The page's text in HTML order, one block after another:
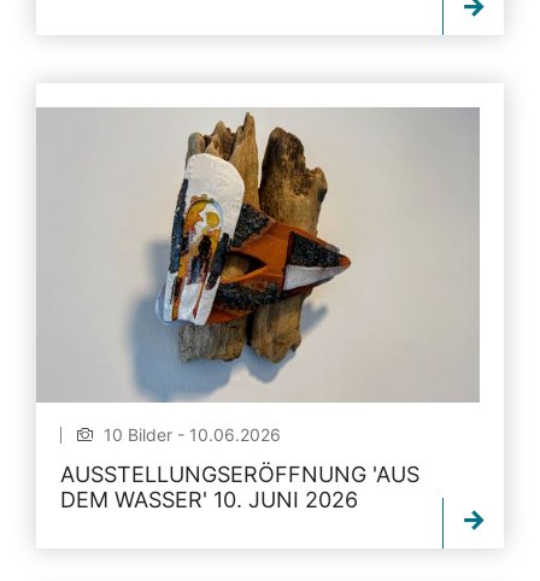
10 Bilder - 10.06.2026
AUSSTELLUNGSERÖFFNUNG 'AUS
DEM WASSER' 10. JUNI 2026